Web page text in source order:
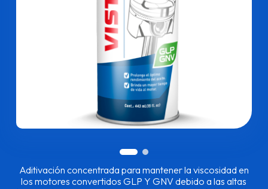
Aditivación concentrada para mantener la viscosidad en
los motores convertidos GLP Y GNV debido a las altas